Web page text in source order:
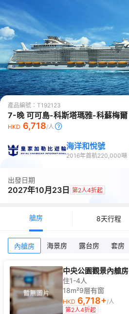
產品編號： T192123
7-晚 可可島-科斯塔瑪雅-科蘇梅爾
HKD 6,718/人
海洋和悅號
2016年首航220,000噸
出發日期
2027年10月23日 第2人4折起
艙房 8天行程
內艙房 海景房 露台房 套房
中央公園觀景內艙房
住1-4人
18m²9層有窗
HKD 6,718+/人
第2人4折起